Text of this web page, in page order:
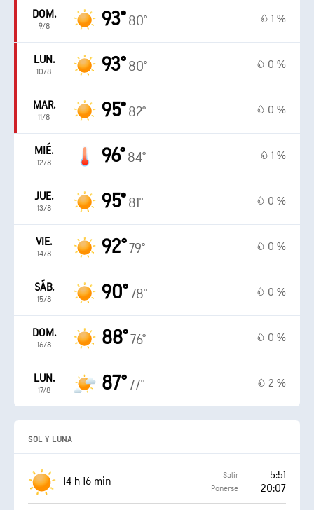
DOM.
9/8 93° 80° 1 %
LUN.
10/8 93° 80° 0 %
MAR.
11/8 95° 82° 0 %
MIÉ.
12/8 96° 84° 1 %
JUE.
13/8 95° 81° 0 %
VIE.
14/8 92°79° 0 %
SÁB.
15/8 90°78° 0 %
DOM.
16/8 88°76° 0 %
LUN.
17/8 87°77° 2 %
SOL Y LUNA
14 h 16 min Salir 5:51
Ponerse 20:07